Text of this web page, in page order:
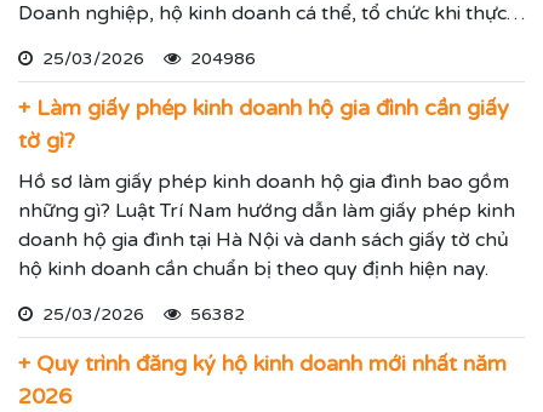
Doanh nghiệp, hộ kinh doanh cá thể, tổ chức khi thực
ghi nhận lĩnh vực hoạt động, ngành nghề kinh doanh
theo hệ thống mã ngành kinh tế chúng tôi vừa nêu.
25/03/2026 204986
+ Làm giấy phép kinh doanh hộ gia đình cần giấy
tờ gì?
Hồ sơ làm giấy phép kinh doanh hộ gia đình bao gồm
những gì? Luật Trí Nam hướng dẫn làm giấy phép kinh
doanh hộ gia đình tại Hà Nội và danh sách giấy tờ chủ
hộ kinh doanh cần chuẩn bị theo quy định hiện nay.
25/03/2026 56382
+ Quy trình đăng ký hộ kinh doanh mới nhất năm
2026